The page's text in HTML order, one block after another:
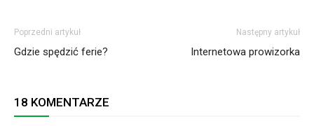
Poprzedni artykuł
Gdzie spędzić ferie?
Następny artykuł
Internetowa prowizorka
18 KOMENTARZE